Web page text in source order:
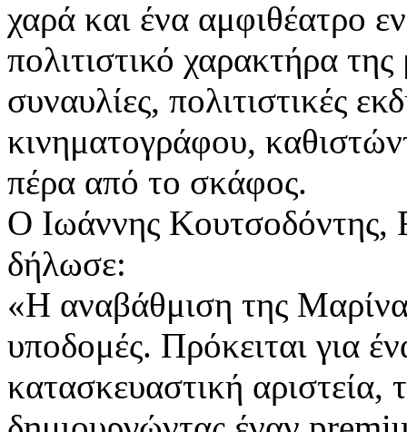
χαρά και ένα αμφιθέατρο
πολιτιστικό χαρακτήρα
συναυλίες, πολιτιστικές
κινηματογράφου,
πέρα από το σκάφος.
Ο Ιωάννης
δήλωσε:
«Η αναβάθμιση της
υποδομές. Πρόκειται για
κατασκευαστική αριστεία,